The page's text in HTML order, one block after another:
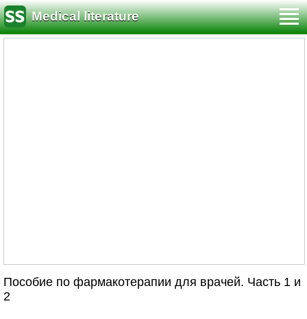
Medical literature
Пособие по фармакотерапии для врачей. Часть 1 и
2